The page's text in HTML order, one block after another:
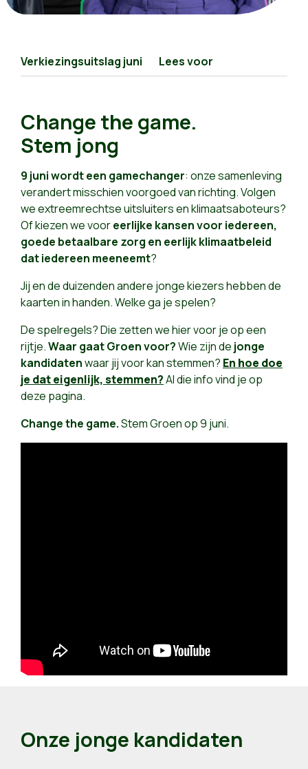
Verkiezingsuitslag juni Lees voor
Change the game.
Stem jong
9 juni wordt een gamechanger: onze samenleving
verandert misschien voorgoed van richting. Volgen
we extreemrechtse uitsluiters en klimaatsaboteurs?
Of kiezen we vooreerlijke kansen voor iedereen,
goede betaalbare zorg en eerlijk klimaatbeleid
dat iedereen meeneemt?
Jij en de duizenden andere jonge kiezers hebben de
kaarten in handen. Welke ga je spelen?
De spelregels? Die zetten we hier voor je op een
rijtje.Waar gaat Groen voor?Wie zijn de jonge
kandidatenwaar jij voor kan stemmen? En hoe doe
je dat eigenlijk, stemmen?Al die info vind je op
deze pagina.
Change the game.Stem Groen op 9 juni.
Onze jonge kandidaten